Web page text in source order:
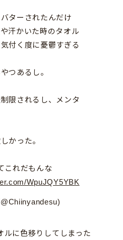
ターされたんだけ
汗かいた時のタオル
付く度に憂鬱すぎる
つあるし。
限されるし、メンタ
かった。
これだもんな
WpuJQY5YBK
ルに色移りしてしまった